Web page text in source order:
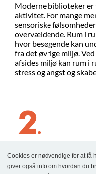
Moderne biblioteker er
aktivitet. For mange
sensoriske
overvældende. Rum i
hvor besøgende kan
fra det øvrige miljø.
afsides miljø kan rum i
stress og angst og
ØGET FOKUS OG
Et væsentligt element i
Cookies er nødvendige for at få
giver også info om hvordan du